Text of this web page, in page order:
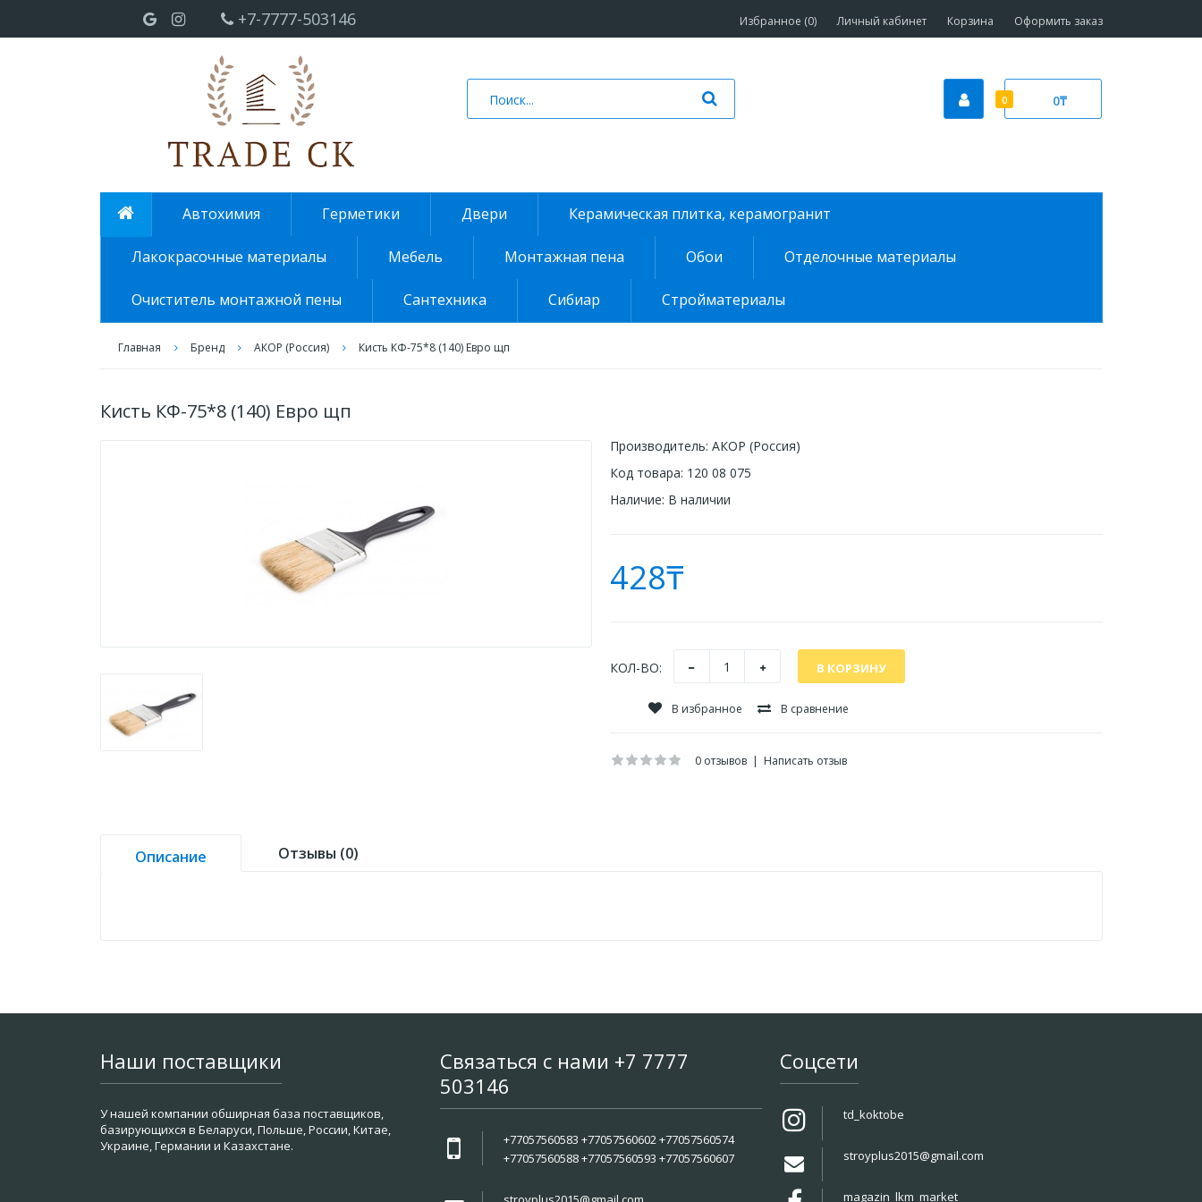
+7-7777-503146 Избранное (0) Личный кабинет Корзина Оформить заказ
0 0₸
Автохимия Герметики Двери Керамическая плитка, керамогранит
Лакокрасочные материалы Мебель Монтажная пена Обои Отделочные материалы
Очиститель монтажной пены Сантехника Сибиар Стройматериалы
Главная Бренд АКОР (Россия) Кисть КФ-75*8 (140) Евро щп
Кисть КФ-75*8 (140) Евро щп
Производитель: АКОР (Россия)
Код товара: 120 08 075
Наличие: В наличии
428₸
КОЛ-ВО:
В избранное В сравнение
0 отзывов | Написать отзыв
Описание Отзывы (0)
Наши поставщики
У нашей компании обширная база поставщиков,
базирующихся в Беларуси, Польше, России, Китае,
Украине, Германии и Казахстане.
Связаться с нами +7 7777
503146
+77057560583 +77057560602 +77057560574
+77057560588 +77057560593 +77057560607
Соцсети
td_koktobe
stroyplus2015@gmail.com
magazin_lkm_market